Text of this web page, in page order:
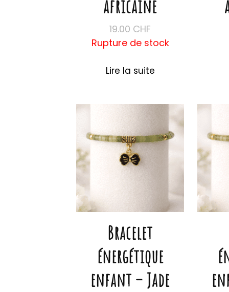
africaine
19.00 CHF
Rupture de stock
Lire la suite
Bracelet
énergétique
enfant – Jade